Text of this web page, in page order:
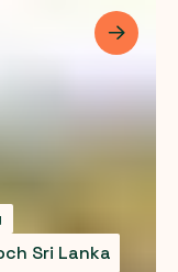
Les mer
Sri Lanka